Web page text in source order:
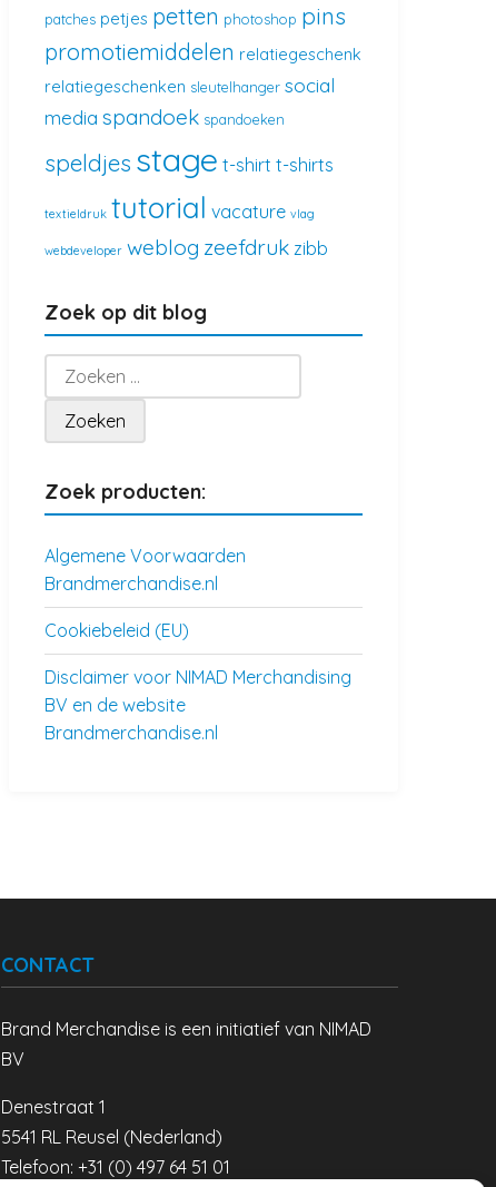
patches petjes petten photoshop pins
promotiemiddelen relatiegeschenk
relatiegeschenken sleutelhanger social
media spandoek spandoeken
speldjes stage t-shirt t-shirts
textieldruk tutorial vacature vlag
webdeveloper weblog zeefdruk zibb
Zoek op dit blog
Zoeken
naar:
Zoek producten:
Algemene Voorwaarden
Brandmerchandise.nl
Cookiebeleid (EU)
Disclaimer voor NIMAD Merchandising
BV en de website
Brandmerchandise.nl
CONTACT
Brand Merchandise is een initiatief van NIMAD
BV
Denestraat 1
5541 RL Reusel (Nederland)
Telefoon: +31 (0) 497 64 51 01